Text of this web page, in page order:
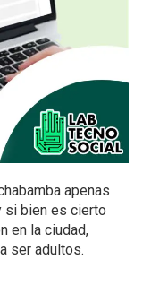
apenas
si bien es cierto
en la ciudad,
ser adultos.